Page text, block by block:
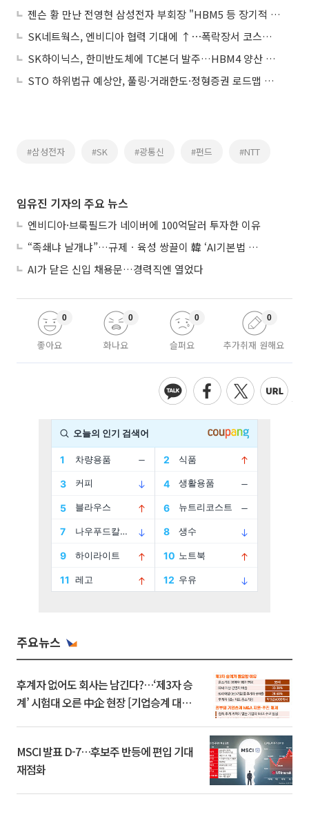
젠슨 황 만난 전영현 삼성전자 부회장 "HBM5 등 장기적 협력 논의"
SK네트웍스, 엔비디아 협력 기대에 ↑⋯폭락장서 코스피 1개ㆍ코스닥 7개 '上‘
SK하이닉스, 한미반도체에 TC본더 발주…HBM4 양산 확대 속도
STO 하위법규 예상안, 풀링·거래한도·정형증권 로드맵 제시
#삼성전자 #SK #광통신 #펀드 #NTT
임유진 기자의 주요 뉴스
엔비디아·브룩필드가 네이버에 100억달러 투자한 이유
“족쇄냐 날개냐”…규제ㆍ육성 쌍끌이 韓 ‘AI기본법 개정안’ 오늘 시행
AI가 닫은 신입 채용문…경력직엔 열었다
좋아요
0
화나요
0
슬퍼요
0
추가취재 원해요
0
주요뉴스
후계자 없어도 회사는 남긴다?…‘제3자 승
계’ 시험대 오른 中企 현장 [기업승계 대전
MSCI 발표 D-7…후보주 반등에 편입 기대
재점화